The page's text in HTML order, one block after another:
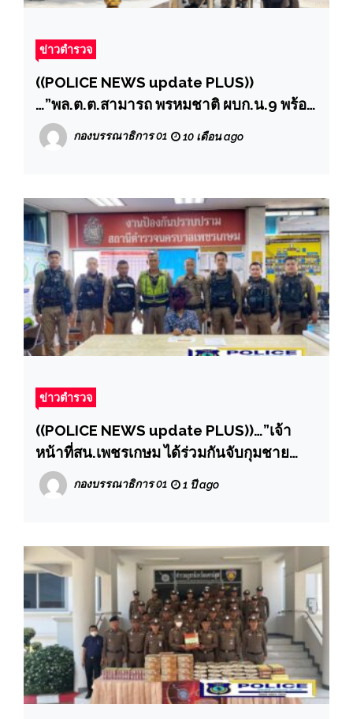
ข่าวตำรวจ
((POLICE NEWS update PLUS))
…”พล.ต.ต.สามารถ พรหมชาติ ผบก.น.9 พร้อม
ข้าราชการตำรวจในสังกัด บก.น.9 ร่วมสักกา
ระศาลพระภูมิชัยมงคล, ศาลตายาย และสิ่ง
กองบรรณาธิการ 01 10 เดือน ago
ข่าวตำรวจ
((POLICE NEWS update PLUS))…”เจ้า
หน้าที่สน.เพชรเกษม ได้ร่วมกันจับกุมชาย
สัญชาติเมียนมา โดยกล่าวหาว่า 1.จำหน่าย
ยาเสพติดให้โทษประเภท 1 เมทแอมเฟตา
กองบรรณาธิการ 01 1 ปี ago